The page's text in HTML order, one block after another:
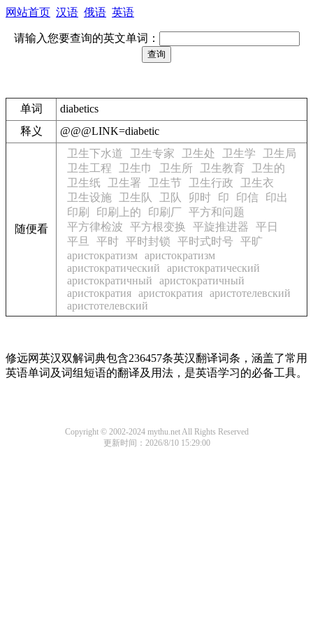
网站首页 汉语 俄语 英语
请输入您要查询的英文单词：
单词
diabetics
释义
@@@LINK=diabetic
随便看
卫生下水道 卫生专家 卫生处 卫生学
卫生局
卫生工程
卫生巾 卫生所 卫生教育
卫生的
卫生纸
卫生署 卫生节 卫生行政
卫生衣
卫生设施
卫生队 卫队 卯时 印 印信
印出
印刷
印刷上的 印刷厂 平方和问题
平方律检波
平方根变换 平旋推进器
平日
平旦
平时 平时封锁 平时式时号 平旷
аристократизм аристократизм
аристократический
аристократический
аристократичный
аристократичный
аристократия аристократия аристотелевский
аристотелевский
修远网英汉双解词典包含236457条英汉翻译词条，涵盖了常用
英语单词及词组短语的翻译及用法，是英语学习的必备工具。
Copyright © 2002-2024 mythu.net All Rights Reserved
更新时间：2026/8/10 15:29:00